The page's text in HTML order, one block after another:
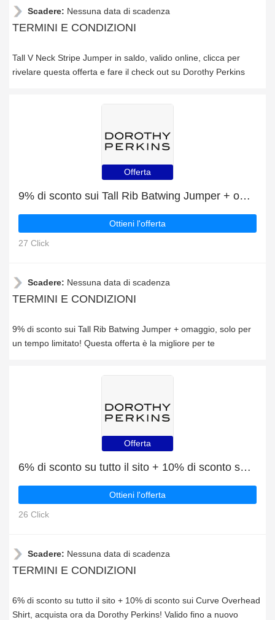
Scadere: Nessuna data di scadenza
TERMINI E CONDIZIONI
Tall V Neck Stripe Jumper in saldo, valido online, clicca per
rivelare questa offerta e fare il check out su Dorothy Perkins
Offerta
9% di sconto sui Tall Rib Batwing Jumper + omaggio
Ottieni l'offerta
27 Click
Scadere: Nessuna data di scadenza
TERMINI E CONDIZIONI
9% di sconto sui Tall Rib Batwing Jumper + omaggio, solo per
un tempo limitato! Questa offerta è la migliore per te
Offerta
6% di sconto su tutto il sito + 10% di sconto sui Curve Overhead Shirt
Ottieni l'offerta
26 Click
Scadere: Nessuna data di scadenza
TERMINI E CONDIZIONI
6% di sconto su tutto il sito + 10% di sconto sui Curve Overhead
Shirt, acquista ora da Dorothy Perkins! Valido fino a nuovo